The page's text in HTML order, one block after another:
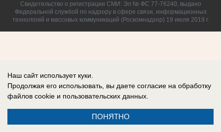
Свидетельство о регистрации СМИ: Эл № ФС 77-76240, выдано
Федеральной службой по надзору в сфере связи, информационных
технологий и массовых коммуникаций (Роскомнадзор) 19 июля 2019 г.
Наш сайт использует куки.
Продолжая его использовать, вы даете согласие на обработку
файлов cookie и пользовательских данных.
ПОНЯТНО